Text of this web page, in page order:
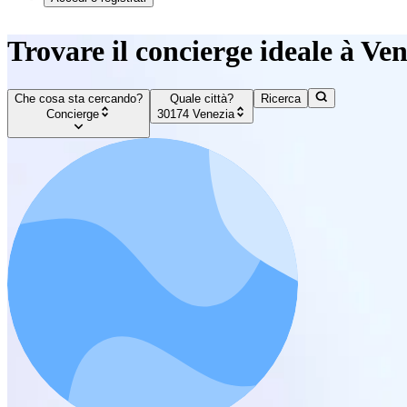
Trovare il concierge ideale à
Che cosa sta cercando?
Concierge
Quale città?
30174 Venezia
Ricerca